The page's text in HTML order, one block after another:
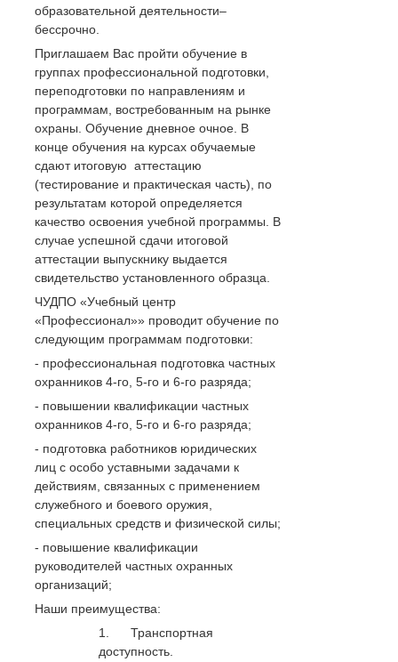
образовательной деятельности–
бессрочно.
Приглашаем Вас пройти обучение в
группах профессиональной подготовки,
переподготовки по направлениям и
программам, востребованным на рынке
охраны. Обучение дневное очное. В
конце обучения на курсах обучаемые
сдают итоговую аттестацию
(тестирование и практическая часть), по
результатам которой определяется
качество освоения учебной программы. В
случае успешной сдачи итоговой
аттестации выпускнику выдается
свидетельство установленного образца.
ЧУДПО «Учебный центр
«Профессионал»» проводит обучение по
следующим программам подготовки:
- профессиональная подготовка частных
охранников 4-го, 5-го и 6-го разряда;
- повышении квалификации частных
охранников 4-го, 5-го и 6-го разряда;
- подготовка работников юридических
лиц с особо уставными задачами к
действиям, связанных с применением
служебного и боевого оружия,
специальных средств и физической силы;
- повышение квалификации
руководителей частных охранных
организаций;
Наши преимущества:
1. Транспортная
доступность.